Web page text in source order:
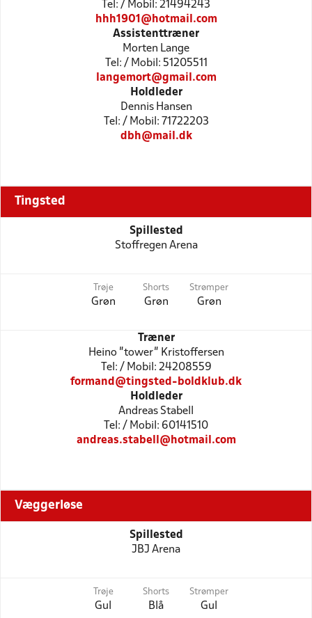
Tel: / Mobil: 21494243
hhh1901@hotmail.com
Assistenttræner
Morten Lange
Tel: / Mobil: 51205511
langemort@gmail.com
Holdleder
Dennis Hansen
Tel: / Mobil: 71722203
dbh@mail.dk
Tingsted
Spillested
Stoffregen Arena
Trøje
Grøn
Shorts
Grøn
Strømper
Grøn
Træner
Heino "tower" Kristoffersen
Tel: / Mobil: 24208559
formand@tingsted-boldklub.dk
Holdleder
Andreas Stabell
Tel: / Mobil: 60141510
andreas.stabell@hotmail.com
Væggerløse
Spillested
JBJ Arena
Trøje
Gul
Shorts
Blå
Strømper
Gul